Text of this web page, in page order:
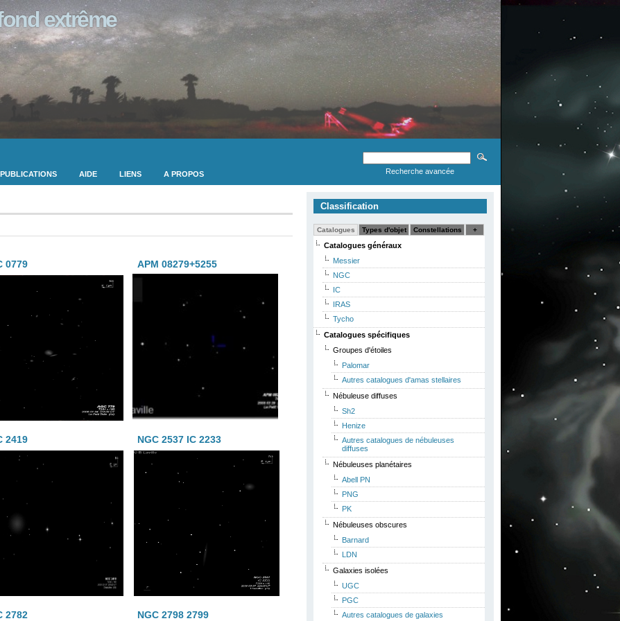
extrême
Recherche avancée
PUBLICATIONS AIDE LIENS A PROPOS
0779 APM 08279+5255
2419 NGC 2537 IC 2233
2782 NGC 2798 2799
Classification
Catalogues Types d'objet Constellations +
Catalogues généraux
Messier
NGC
IC
IRAS
Tycho
Catalogues spécifiques
Groupes d'étoiles
Palomar
Autres catalogues d'amas stellaires
Nébuleuse diffuses
Sh2
Henize
Autres catalogues de nébuleuses
diffuses
Nébuleuses planétaires
Abell PN
PNG
PK
Nébuleuses obscures
Barnard
LDN
Galaxies isolées
UGC
PGC
Autres catalogues de galaxies